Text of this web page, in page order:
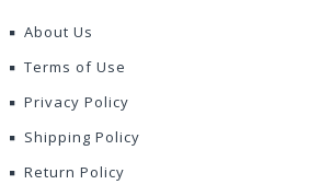
About Us
Terms of Use
Privacy Policy
Shipping Policy
Return Policy